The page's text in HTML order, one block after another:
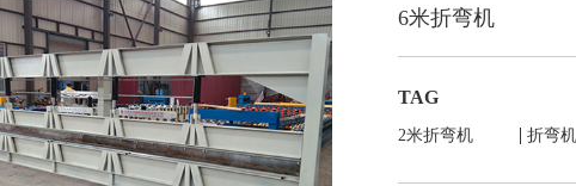
6米折弯机
TAG
2米折弯机 | 折弯机